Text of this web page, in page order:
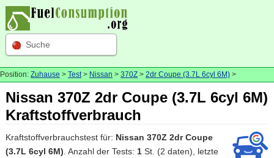
Suche
Position: Zuhause > Test> Nissan > 370Z > 2dr Coupe (3.7L 6cyl 6M) >
Nissan 370Z 2dr Coupe (3.7L 6cyl 6M)
Kraftstoffverbrauch
Kraftstoffverbrauchstest für: Nissan 370Z 2dr Coupe
(3.7L 6cyl 6M) . Anzahl der Tests: 1St. (2 daten), letzte